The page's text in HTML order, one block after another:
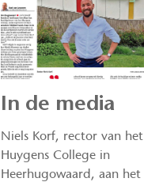
In de media
Niels Korf, rector van het
Huygens College in
Heerhugowaard, aan het